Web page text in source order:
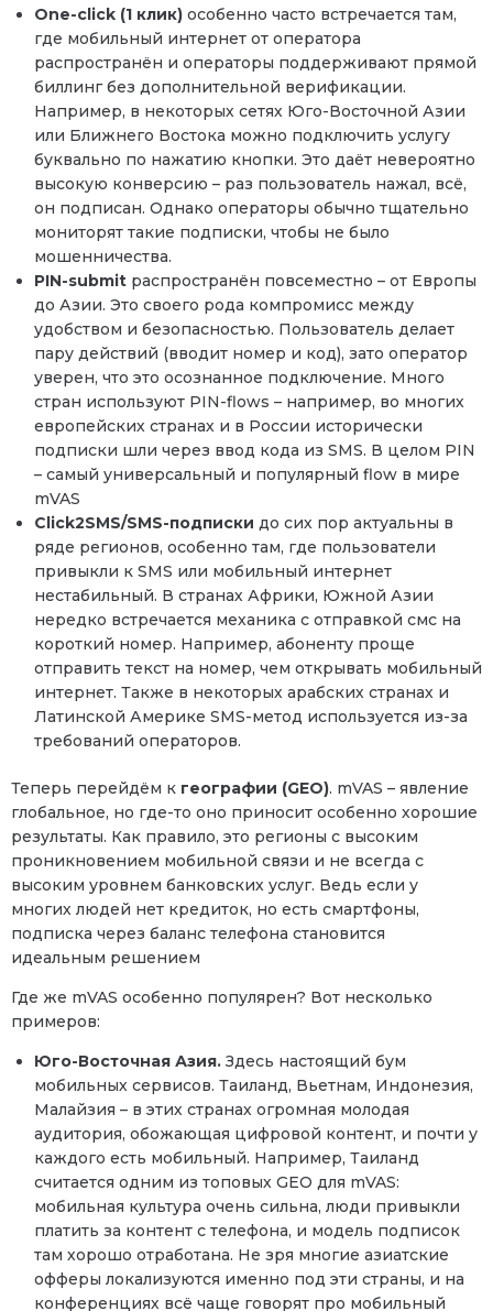
One-click (1 клик) особенно часто встречается там,
где мобильный интернет от оператора
распространён и операторы поддерживают прямой
биллинг без дополнительной верификации.
Например, в некоторых сетях Юго-Восточной Азии
или Ближнего Востока можно подключить услугу
буквально по нажатию кнопки. Это даёт невероятно
высокую конверсию – раз пользователь нажал, всё,
он подписан. Однако операторы обычно тщательно
мониторят такие подписки, чтобы не было
мошенничества.
PIN-submit распространён повсеместно – от Европы
до Азии. Это своего рода компромисс между
удобством и безопасностью. Пользователь делает
пару действий (вводит номер и код), зато оператор
уверен, что это осознанное подключение. Много
стран используют PIN-flows – например, во многих
европейских странах и в России исторически
подписки шли через ввод кода из SMS. В целом PIN
– самый универсальный и популярный flow в мире
mVAS
Click2SMS/SMS-подписки до сих пор актуальны в
ряде регионов, особенно там, где пользователи
привыкли к SMS или мобильный интернет
нестабильный. В странах Африки, Южной Азии
нередко встречается механика с отправкой смс на
короткий номер. Например, абоненту проще
отправить текст на номер, чем открывать мобильный
интернет. Также в некоторых арабских странах и
Латинской Америке SMS-метод используется из-за
требований операторов.
Теперь перейдём к географии (GEO). mVAS – явление
глобальное, но где-то оно приносит особенно хорошие
результаты. Как правило, это регионы с высоким
проникновением мобильной связи и не всегда с
высоким уровнем банковских услуг. Ведь если у
многих людей нет кредиток, но есть смартфоны,
подписка через баланс телефона становится
идеальным решением
Где же mVAS особенно популярен? Вот несколько
примеров:
Юго-Восточная Азия. Здесь настоящий бум
мобильных сервисов. Таиланд, Вьетнам, Индонезия,
Малайзия – в этих странах огромная молодая
аудитория, обожающая цифровой контент, и почти у
каждого есть мобильный. Например, Таиланд
считается одним из топовых GEO для mVAS:
мобильная культура очень сильна, люди привыкли
платить за контент с телефона, и модель подписок
там хорошо отработана. Не зря многие азиатские
офферы локализуются именно под эти страны, и на
конференциях всё чаще говорят про мобильный